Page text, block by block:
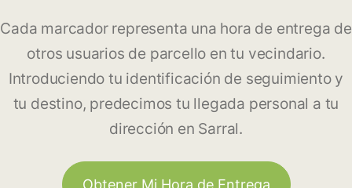
Cada marcador representa una hora de entrega de
otros usuarios de parcello en tu vecindario.
Introduciendo tu identificación de seguimiento y
tu destino, predecimos tu llegada personal a tu
dirección en Sarral.
Obtener Mi Hora de Entrega